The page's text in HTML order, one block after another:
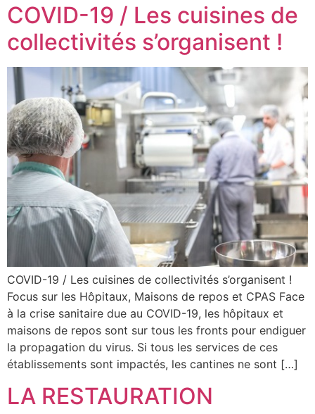
COVID-19 / Les cuisines de
collectivités s’organisent !
COVID-19 / Les cuisines de collectivités s’organisent !
Focus sur les Hôpitaux, Maisons de repos et CPAS Face
à la crise sanitaire due au COVID-19, les hôpitaux et
maisons de repos sont sur tous les fronts pour endiguer
la propagation du virus. Si tous les services de ces
établissements sont impactés, les cantines ne sont […]
LA RESTAURATION